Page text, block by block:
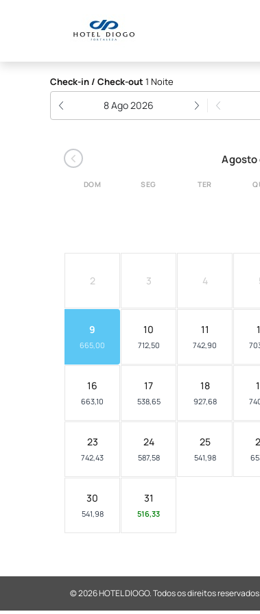
HOTEL DIOGO
Check-in / Check-out 1 Noite
8 Ago 2026
‹ Agosto
DOM SEG TER
2 3 4
9
665,00
10
712,50
11
742,90
16
663,10
17
538,65
18
927,68
23
742,43
24
587,58
25
541,98
30
541,98
31
516,33
© 2026 HOTEL DIOGO.Todos os direitos reservados.